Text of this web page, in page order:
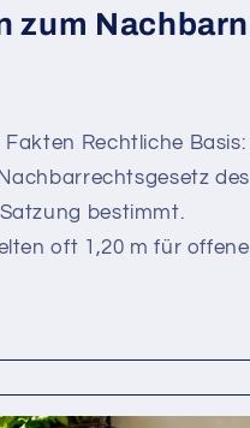
zum Nachbarn
Rechtliche Basis:
des
bestimmt.
oft 1,20 m für offene